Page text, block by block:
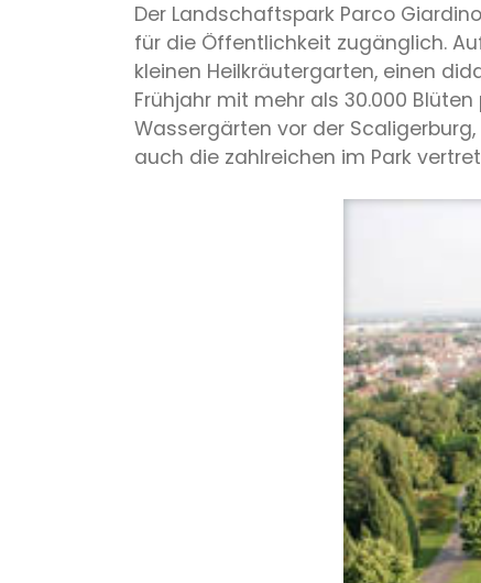
Der Landschaftspark Parco
für die Öffentlichkeit zugänglich.
kleinen Heilkräutergarten, einen
Frühjahr mit mehr als 30.000
Wassergärten vor der
auch die zahlreichen im Park